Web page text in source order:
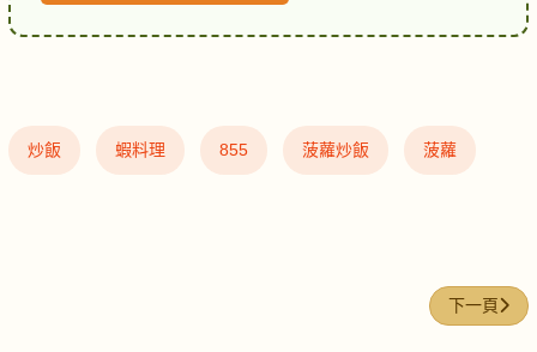
炒飯 蝦料理 855 菠蘿炒飯 菠蘿
下一篇文章
下一頁